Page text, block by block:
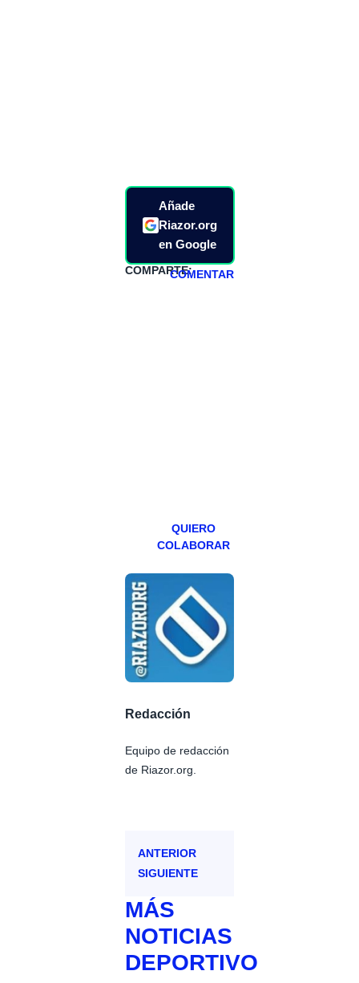
Añade
Riazor.org
en Google
COMPARTE:COMENTAR
QUIERO
COLABORAR
Redacción
Equipo de redacción
de Riazor.org.
ANTERIOR
SIGUIENTE
MÁS
NOTICIAS
DEPORTIVO